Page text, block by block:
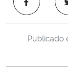
Ministério da Ciência,
Publicado